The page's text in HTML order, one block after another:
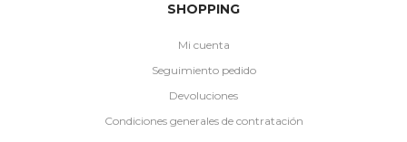
SHOPPING
Mi cuenta
Seguimiento pedido
Devoluciones
Condiciones generales de contratación